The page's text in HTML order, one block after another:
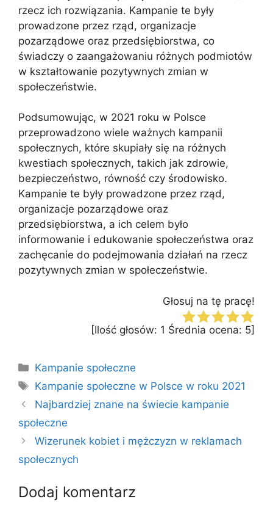
rzecz ich rozwiązania. Kampanie te były
prowadzone przez rząd, organizacje
pozarządowe oraz przedsiębiorstwa, co
świadczy o zaangażowaniu różnych podmiotów
w kształtowanie pozytywnych zmian w
społeczeństwie.
Podsumowując, w 2021 roku w Polsce
przeprowadzono wiele ważnych kampanii
społecznych, które skupiały się na różnych
kwestiach społecznych, takich jak zdrowie,
bezpieczeństwo, równość czy środowisko.
Kampanie te były prowadzone przez rząd,
organizacje pozarządowe oraz
przedsiębiorstwa, a ich celem było
informowanie i edukowanie społeczeństwa oraz
zachęcanie do podejmowania działań na rzecz
pozytywnych zmian w społeczeństwie.
Głosuj na tę pracę!
[Ilość głosów: 1 Średnia ocena: 5]
Kategorie
Kampanie społeczne
Tagi
Kampanie społeczne w Polsce w roku 2021
Najbardziej znane na świecie kampanie
społeczne
Wizerunek kobiet i mężczyzn w reklamach
społecznych
Dodaj komentarz